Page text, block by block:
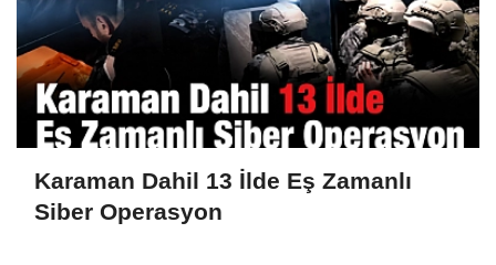
Karaman Dahil 13 İlde Eş Zamanlı
Siber Operasyon